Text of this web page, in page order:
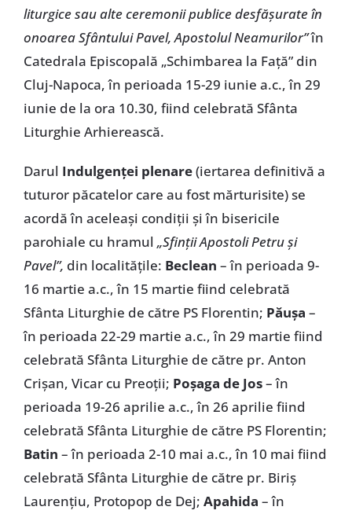
liturgice sau alte ceremonii publice desfăşurate în
onoarea Sfântului Pavel, Apostolul Neamurilor”în
Catedrala Episcopală „Schimbarea la Faţă” din
Cluj-Napoca, în perioada 15-29 iunie a.c., în 29
iunie de la ora 10.30, fiind celebrată Sfânta
Liturghie Arhierească.
Darul Indulgenţei plenare(iertarea definitivă a
tuturor păcatelor care au fost mărturisite) se
acordă în aceleaşi condiţii şi în bisericile
parohiale cu hramul „Sfinţii Apostoli Petru şi
Pavel”, din localităţile: Beclean – în perioada 9-
16 martie a.c., în 15 martie fiind celebrată
Sfânta Liturghie de către PS Florentin; Păuşa –
în perioada 22-29 martie a.c., în 29 martie fiind
celebrată Sfânta Liturghie de către pr. Anton
Crişan, Vicar cu Preoţii; Poşaga de Jos– în
perioada 19-26 aprilie a.c., în 26 aprilie fiind
celebrată Sfânta Liturghie de către PS Florentin;
Batin – în perioada 2-10 mai a.c., în 10 mai fiind
celebrată Sfânta Liturghie de către pr. Biriş
Laurenţiu, Protopop de Dej; Apahida – în